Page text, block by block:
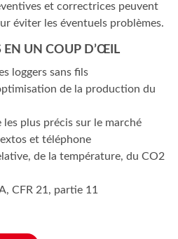
et correctrices peuvent
éviter les éventuels problèmes.
EN UN COUP D’ŒIL
loggers sans fils
de la production du
les plus précis sur le marché
et téléphone
de la température, du CO2
CFR 21, partie 11